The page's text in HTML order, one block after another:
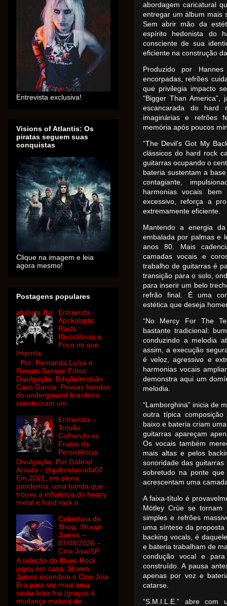
abordagem caricatural
entregar um álbum mais
Sem abrir mão da
espírito hedonista do
consciente de sua
eficiente na construção
Produzido por
encorpadas, refrões
que privilegia impacto
“Bigger Than America”,
escancarada do hard
imaginárias e refrões
memória após poucos
“The Devil’s Got My
clássicos do hard rock
guitarras ocupando o
bateria sustentam a
contagiante,
harmonias vocais
excessivo, reforça a
extremamente eficiente.
Mantendo a energia
embalada por palmas e
anos 80. Mais
camadas vocais e
trabalho de guitarras é
transição para o solo,
para inserir um belo
refrão final. É uma
estética que deseja
“No Mercy For The
bastante tradicional:
conduzindo a melodia
assim, a execução
é veloz, agressivo e
harmonias vocais
demonstra aqui um
melodia.
“Lamborghina” inicia de
outra típica
baixo e bateria criam
guitarras apareçam
Os vocais também
mais altas e pelos
sonoridade das
sobretudo na ponte
acrescentam uma
A faixa-título é
Mötley Crüe se tornam
simples e refrões
uma síntese da
backing vocals, é
e bateria trabalham de
condução vocal e
construído. A pausa
apenas por voz e
catarse.
“S.M.I.L.E.” abre com
Entrevista exclusiva!
Visions of Atlantis: Os
piratas seguem suas
conquistas
Clique na imagem e leia
agora mesmo!
Postagens populares
Entrevista -
Apokalyptic
Raids :
Resistência e
Foco no que
Importa
Por: Fernanda Luísa e
Renato Sanson Fotos:
Divulgação Edição/revisão:
Caco Garcia Poucas bandas
do underground brasileiro
construíram um...
Entrevista –
Trovão:
Colhendo os
Frutos da
Persistência
Divulgação Por Gabriel
Arruda - @gabrielarruda07
Em 2021, em plena
pandemia, uma banda que
trouxe a influência do heavy
metal e hard rock o...
Cobertura de
Show: Shawn
James –
07/08/2026 –
Cine Joia/SP
A seleção do Blues-Rock
jogou em casa: Shawn
James incendeia o Cine Joia
Era para ser mais uma
sexta-feira fria (graças à
mudança maluca de...